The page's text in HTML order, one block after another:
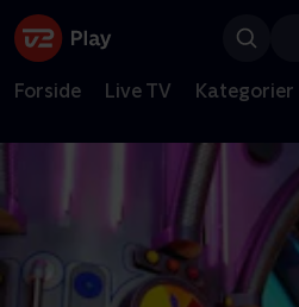
Forside Live TV Kategorier